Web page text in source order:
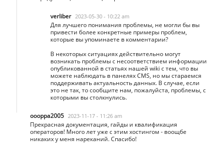
verliber 2023-05-30 - 10:22 am
Для лучшего понимания проблемы, не могли бы вы
привести более конкретные примеры проблем,
которые вы упоминаете в комментарии?
В некоторых ситуациях действительно могут
возникать проблемы с несоответствием информации
опубликованной в статьях нашей wiki с тем, что вы
можете наблюдать в панелях CMS, но мы стараемся
поддерживать актуальность данных. В случае, если
это не так, то сообщите нам, пожалуйста, проблемы, с
которыми вы столкнулись.
oooppa2005 2023-11-17 - 11:26 am
Прекрасная документация, гайды и квалификация
операторов! Много лет уже с этим хостингом - воощбе
никаких у меня нареканий. Спасибо!